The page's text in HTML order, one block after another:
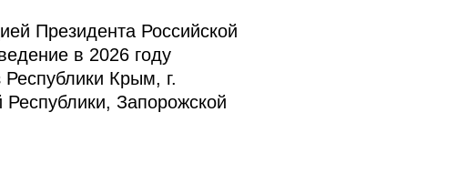
Президента Российской
в 2026 году
Крым, г.
Запорожской